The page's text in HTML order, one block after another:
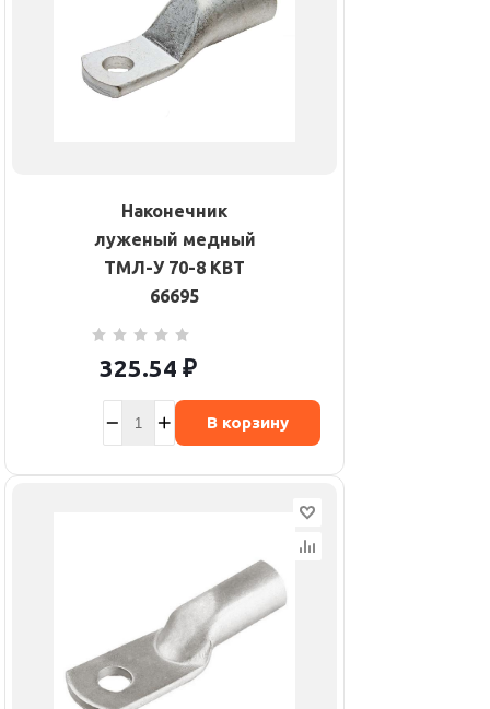
Наконечник
луженый медный
ТМЛ-У 70-8 КВТ
66695
325.54 ₽
В корзину